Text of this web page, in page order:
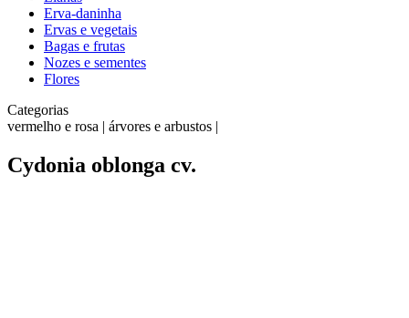
Erva-daninha
Ervas e vegetais
Bagas e frutas
Nozes e sementes
Flores
Categorias
vermelho e rosa | árvores e arbustos |
Cydonia oblonga cv.